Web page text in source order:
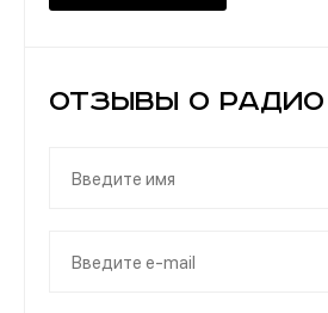
Отзывы о Радио